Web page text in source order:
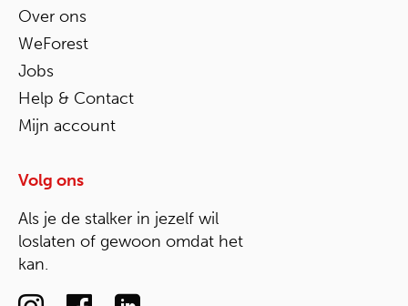
Over ons
WeForest
Jobs
Help & Contact
Mijn account
Volg ons
Als je de stalker in jezelf wil
loslaten of gewoon omdat het
kan.